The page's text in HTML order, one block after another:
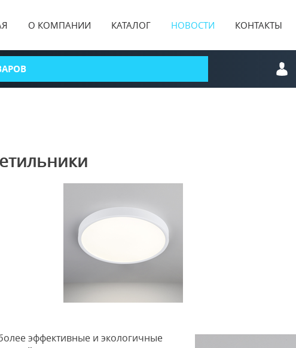
О КОМПАНИИ КАТАЛОГ НОВОСТИ КОНТАКТЫ
эффективные и экологичные